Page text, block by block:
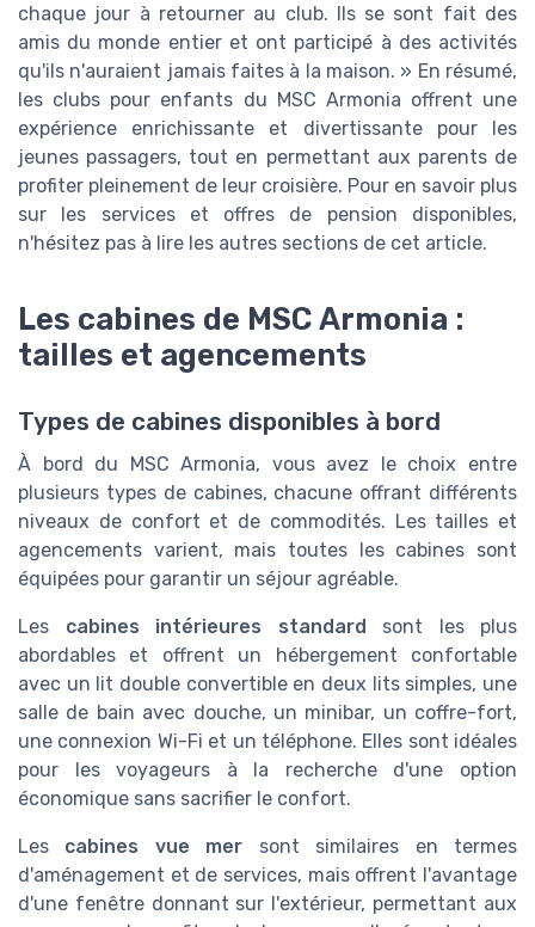
chaque jour à retourner au club. Ils se sont fait des
amis du monde entier et ont participé à des activités
qu'ils n'auraient jamais faites à la maison. » En résumé,
les clubs pour enfants du MSC Armonia offrent une
expérience enrichissante et divertissante pour les
jeunes passagers, tout en permettant aux parents de
profiter pleinement de leur croisière. Pour en savoir plus
sur les services et offres de pension disponibles,
n'hésitez pas à lire les autres sections de cet article.
Les cabines de MSC Armonia :
tailles et agencements
Types de cabines disponibles à bord
À bord du MSC Armonia, vous avez le choix entre
plusieurs types de cabines, chacune offrant différents
niveaux de confort et de commodités. Les tailles et
agencements varient, mais toutes les cabines sont
équipées pour garantir un séjour agréable.
Les cabines intérieures standard sont les plus
abordables et offrent un hébergement confortable
avec un lit double convertible en deux lits simples, une
salle de bain avec douche, un minibar, un coffre-fort,
une connexion Wi-Fi et un téléphone. Elles sont idéales
pour les voyageurs à la recherche d'une option
économique sans sacrifier le confort.
Les cabines vue mer sont similaires en termes
d'aménagement et de services, mais offrent l'avantage
d'une fenêtre donnant sur l'extérieur, permettant aux